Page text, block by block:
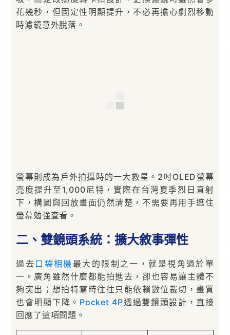
花幾秒，但固定性明顯提升，不必再擔心劇烈移動
時濾鏡意外脫落。
螢幕則成為戶外拍攝時的一大救星。2吋OLED螢幕
亮度提升至1,000尼特，實際在台灣夏季烈日直射
下，構圖與回放畫面仍然清楚，不需要再用手遮住
螢幕勉強查看。
二、雙鏡頭系統：擴大敘事彈性
過去 口袋相機 最大的限制之一，就是視角過於單
一。廣角雖然什麼都能拍進去，卻也容易讓主體不
夠突出；想拍特寫時往往只能依賴數位裁切，畫質
也會明顯下降。 Pocket 4P透過雙鏡頭設計，直接
回應了這項問題。